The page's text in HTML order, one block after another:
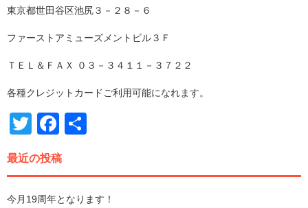
東京都世田谷区池尻３－２８－６
ファーストアミューズメントビル３Ｆ
ＴＥＬ＆ＦＡＸ ‪０３－３４１１－３７２２‬
各種クレジットカードご利用可能になれます。
TwitterFacebook
最近の投稿
今月19周年となります！